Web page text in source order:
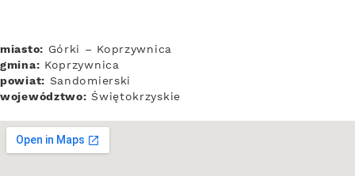
miasto: Górki – Koprzywnica
gmina: Koprzywnica
powiat: Sandomierski
województwo: Świętokrzyskie